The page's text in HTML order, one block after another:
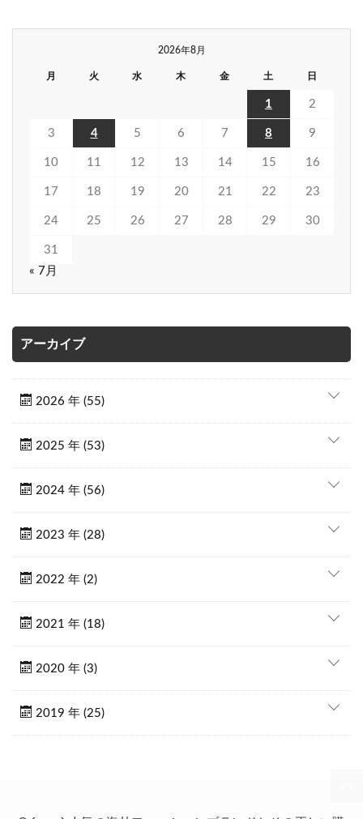
2026年8月
月 火 水 木 金 土 日
1 2
3 4 5 6 7 8 9
10 11 12 13 14 15 16
17 18 19 20 21 22 23
24 25 26 27 28 29 30
31
« 7月
アーカイブ
2026 年 (55)
2025 年 (53)
2024 年 (56)
2023 年 (28)
2022 年 (2)
2021 年 (18)
2020 年 (3)
2019 年 (25)